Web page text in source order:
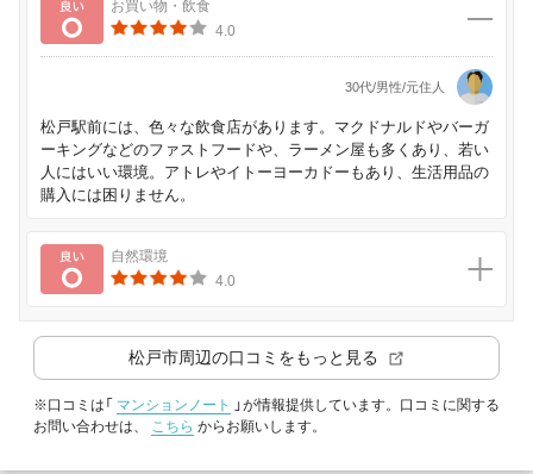
良い
お買い物・飲食
4.0
30代/男性/元住人
松戸駅前には、色々な飲食店があります。マクドナルドやバーガ
ーキングなどのファストフードや、ラーメン屋も多くあり、若い
人にはいい環境。アトレやイトーヨーカドーもあり、生活用品の
購入には困りません。
良い
自然環境
4.0
松戸市周辺の口コミをもっと見る
※口コミは「 マンションノート
」が情報提供しています。口コミに関する
お問い合わせは、 こちら からお願いします。